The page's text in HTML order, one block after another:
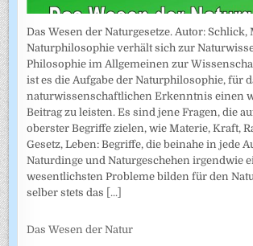
Das Wesen der Naturgesetze. Autor: Schlick,
Naturphilosophie verhält sich zur
Philosophie im Allgemeinen zur
ist es die Aufgabe der Naturphilosophie, für
naturwissenschaftlichen Erkenntnis einen
Beitrag zu leisten. Es sind jene Fragen, die
oberster Begriffe zielen, wie Materie, Kraft,
Gesetz, Leben: Begriffe, die beinahe in jede
Naturdinge und Naturgeschehen irgendwie
wesentlichsten Probleme bilden für den
selber stets das [...]
Das Wesen der Natur